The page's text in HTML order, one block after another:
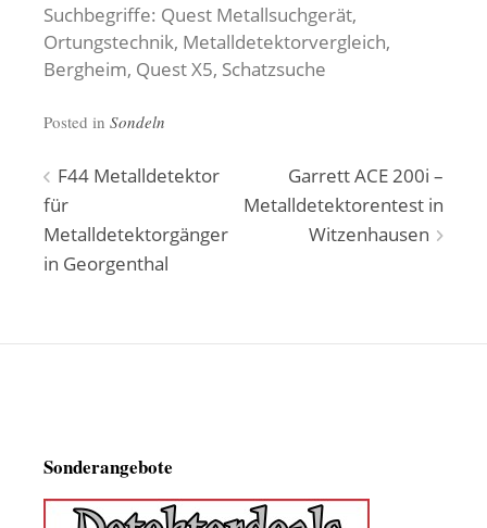
Suchbegriffe: Quest Metallsuchgerät,
Ortungstechnik, Metalldetektorvergleich,
Bergheim, Quest X5, Schatzsuche
Posted in Sondeln
Beitragsnavigation
F44 Metalldetektor
für
Metalldetektorgänger
in Georgenthal
Garrett ACE 200i –
Metalldetektorentest in
Witzenhausen
Sonderangebote